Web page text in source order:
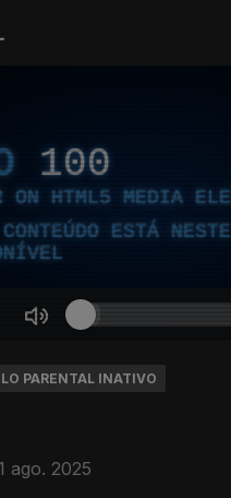
100
ON HTML5 MEDIA
ESTÁ NESTE
PARENTAL INATIVO
ago. 2025